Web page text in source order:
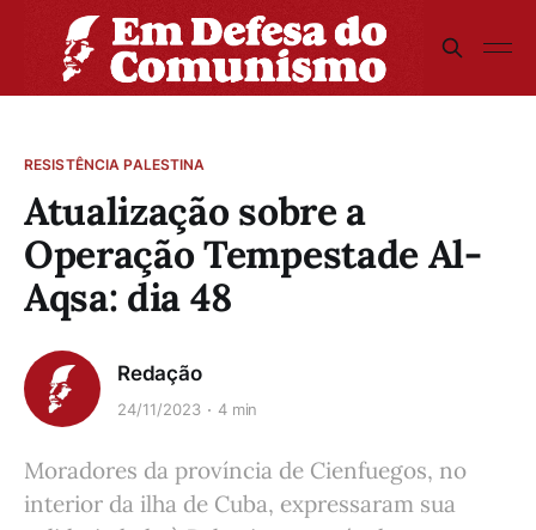
RESISTÊNCIA PALESTINA
Atualização sobre a
Operação Tempestade Al-
Aqsa: dia 48
Redação
24/11/2023 4 min
Moradores da província de Cienfuegos, no
interior da ilha de Cuba, expressaram sua